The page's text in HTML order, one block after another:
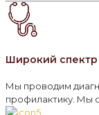
Широкий спектр
Мы проводим
профилактику. Мы